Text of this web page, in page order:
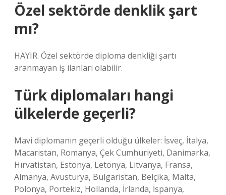
Özel sektörde denklik şart
mı?
HAYIR. Özel sektörde diploma denkliği şartı
aranmayan iş ilanları olabilir.
Türk diplomaları hangi
ülkelerde geçerli?
Mavi diplomanın geçerli olduğu ülkeler: İsveç, İtalya,
Macaristan, Romanya, Çek Cumhuriyeti, Danimarka,
Hırvatistan, Estonya, Letonya, Litvanya, Fransa,
Almanya, Avusturya, Bulgaristan, Belçika, Malta,
Polonya, Portekiz, Hollanda, İrlanda, İspanya,